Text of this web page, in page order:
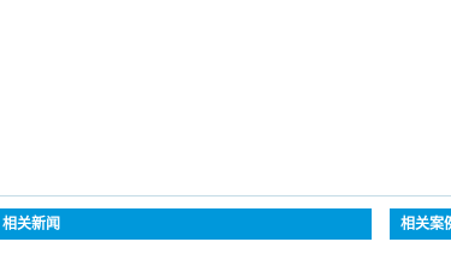
相关新闻 相关案